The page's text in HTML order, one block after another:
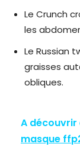
Le Crunch
les
Le Russian
graisses
obliques.
A
masque